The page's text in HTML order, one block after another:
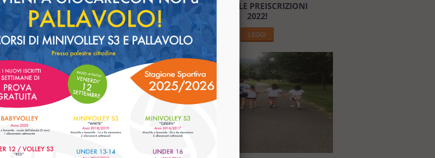
TUTTA LA DOCUMENTAZIONE
2022 E' ON LINE!
LEGGI
APERTE LE PREISCRIZIONI
2022!
LEGGI
5
8
28
GIU